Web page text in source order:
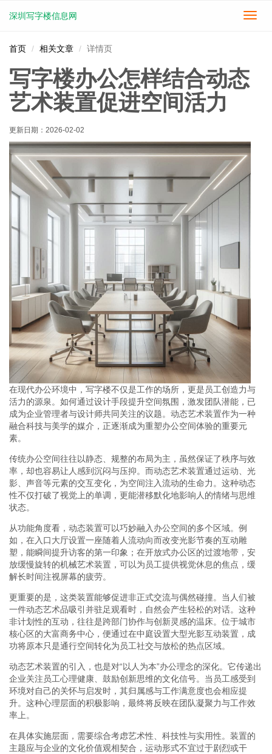
切
深圳写字楼信息网
首页 相关文章 详情页
写字楼办公怎样结合动态
艺术装置促进空间活力
更新日期： 2026-02-02
在现代办公环境中，写字楼不仅是工作的场所，更是员工创造力与
活力的源泉。如何通过设计手段提升空间氛围，激发团队潜能，已
成为企业管理者与设计师共同关注的议题。动态艺术装置作为一种
融合科技与美学的媒介，正逐渐成为重塑办公空间体验的重要元
素。
传统办公空间往往以静态、规整的布局为主，虽然保证了秩序与效
率，却也容易让人感到沉闷与压抑。而动态艺术装置通过运动、光
影、声音等元素的交互变化，为空间注入流动的生命力。这种动态
性不仅打破了视觉上的单调，更能潜移默化地影响人的情绪与思维
状态。
从功能角度看，动态装置可以巧妙融入办公空间的多个区域。例
如，在入口大厅设置一座随着人流动向而改变光影节奏的互动雕
塑，能瞬间提升访客的第一印象；在开放式办公区的过渡地带，安
放缓慢旋转的机械艺术装置，可以为员工提供视觉休息的焦点，缓
解长时间注视屏幕的疲劳。
更重要的是，这类装置能够促进非正式交流与偶然碰撞。当人们被
一件动态艺术品吸引并驻足观看时，自然会产生轻松的对话。这种
非计划性的互动，往往是跨部门协作与创新灵感的温床。位于城市
核心区的大富商务中心，便通过在中庭设置大型光影互动装置，成
功将原本只是通行空间转化为员工社交与放松的热点区域。
动态艺术装置的引入，也是对“以人为本”办公理念的深化。它传递出
企业关注员工心理健康、鼓励创新思维的文化信号。当员工感受到
环境对自己的关怀与启发时，其归属感与工作满意度也会相应提
升。这种心理层面的积极影响，最终将反映在团队凝聚力与工作效
率上。
在具体实施层面，需要综合考虑艺术性、科技性与实用性。装置的
主题应与企业的文化价值观相契合，运动形式不宜过于剧烈或干